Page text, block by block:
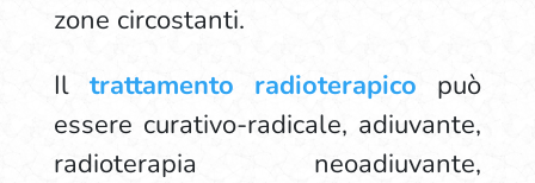
zone circostanti.
Iltrattamento radioterapico può
essere curativo-radicale, adiuvante,
radioterapia neoadiuvante,